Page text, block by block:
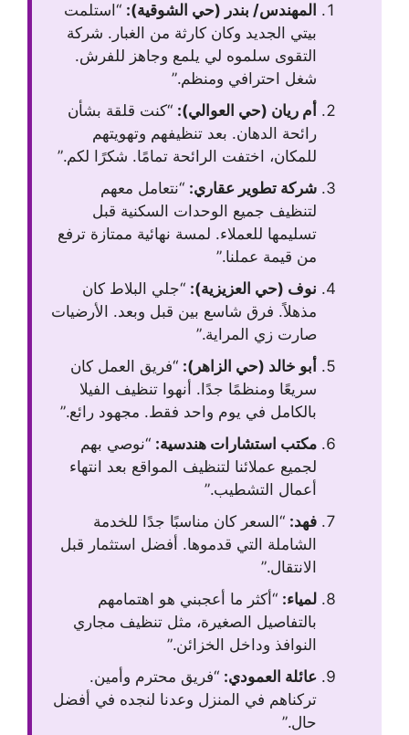
المهندس/ بندر (حي الشوقية): “استلمت
بيتي الجديد وكان كارثة من الغبار. شركة
التقوى سلموه لي يلمع وجاهز للفرش.
شغل احترافي ومنظم.”
أم ريان (حي العوالي): “كنت قلقة بشأن
رائحة الدهان. بعد تنظيفهم وتهويتهم
للمكان، اختفت الرائحة تمامًا. شكرًا لكم.”
شركة تطوير عقاري: “نتعامل معهم
لتنظيف جميع الوحدات السكنية قبل
تسليمها للعملاء. لمسة نهائية ممتازة ترفع
من قيمة عملنا.”
نوف (حي العزيزية): “جلي البلاط كان
مذهلاً. فرق شاسع بين قبل وبعد. الأرضيات
صارت زي المراية.”
أبو خالد (حي الزاهر): “فريق العمل كان
سريعًا ومنظمًا جدًا. أنهوا تنظيف الفيلا
بالكامل في يوم واحد فقط. مجهود رائع.”
مكتب استشارات هندسية: “نوصي بهم
لجميع عملائنا لتنظيف المواقع بعد انتهاء
أعمال التشطيب.”
فهد: “السعر كان مناسبًا جدًا للخدمة
الشاملة التي قدموها. أفضل استثمار قبل
الانتقال.”
لمياء: “أكثر ما أعجبني هو اهتمامهم
بالتفاصيل الصغيرة، مثل تنظيف مجاري
النوافذ وداخل الخزائن.”
عائلة العمودي: “فريق محترم وأمين.
تركناهم في المنزل وعدنا لنجده في أفضل
حال.”